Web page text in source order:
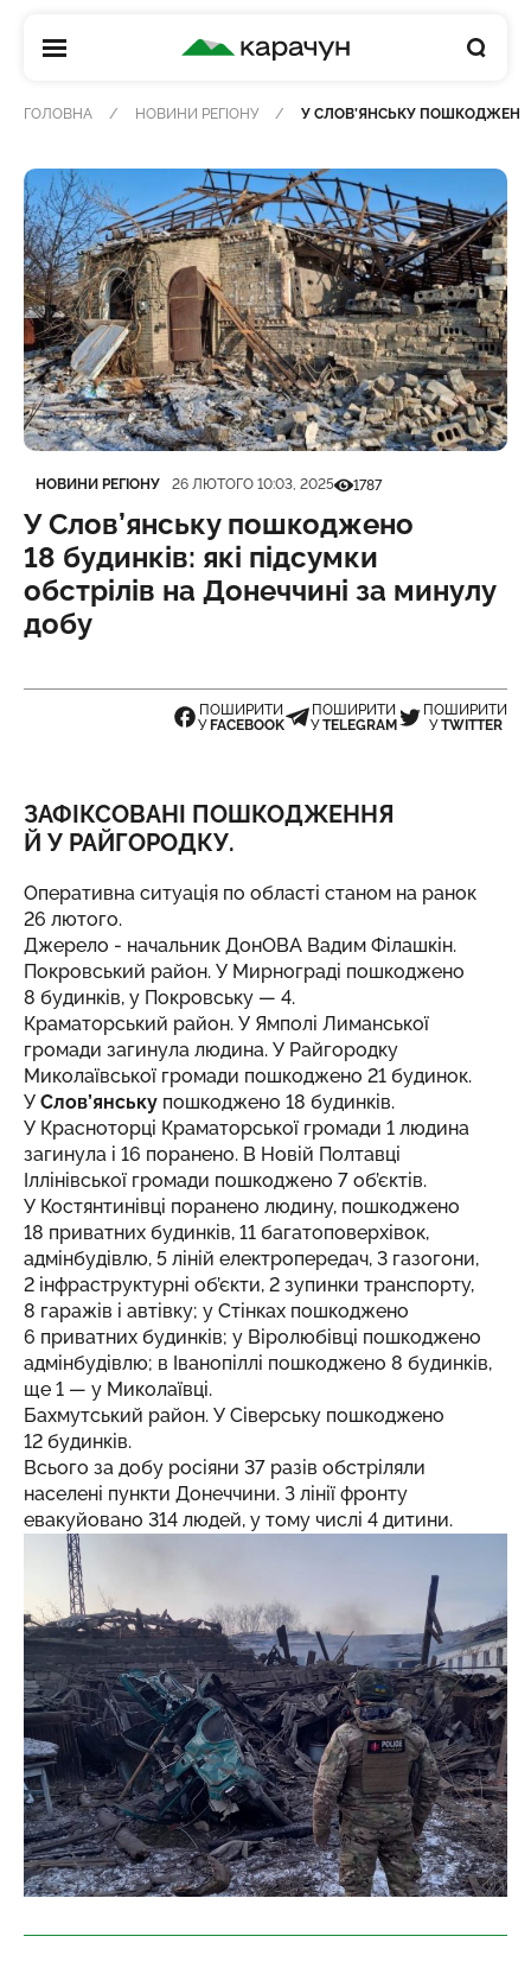
КАРАЧУН
ГОЛОВНА НОВИНИ РЕГІОНУ У СЛОВ’ЯНСЬКУ ПОШКОДЖЕНО
Категорія
НОВИНИ РЕГІОНУ
Дата публікації 26 ЛЮТОГО 10:03, 2025Кількість переглядів
1787
У Слов’янську пошкоджено
18 будинків: які підсумки
обстрілів на Донеччині за минулу
добу
ПОШИРИТИ
У FACEBOOK
ПОШИРИТИ
УTELEGRAM
ПОШИРИТИ
УTWITTER
ЗАФІКСОВАНІ ПОШКОДЖЕННЯ
Й У РАЙГОРОДКУ.
Оперативна ситуація по області станом на ранок
26 лютого.
Джерело - начальник ДонОВА Вадим Філашкін.
Покровський район. У Мирнограді пошкоджено
8 будинків, у Покровську — 4.
Краматорський район. У Ямполі Лиманської
громади загинула людина. У Райгородку
Миколаївської громади пошкоджено 21 будинок.
У Слов’янську пошкоджено 18 будинків.
У Красноторці Краматорської громади 1 людина
загинула і 16 поранено. В Новій Полтавці
Іллінівської громади пошкоджено 7 об’єктів.
У Костянтинівці поранено людину, пошкоджено
18 приватних будинків, 11 багатоповерхівок,
адмінбудівлю, 5 ліній електропередач, 3 газогони,
2 інфраструктурні об’єкти, 2 зупинки транспорту,
8 гаражів і автівку; у Стінках пошкоджено
6 приватних будинків; у Віролюбівці пошкоджено
адмінбудівлю; в Іванопіллі пошкоджено 8 будинків,
ще 1 — у Миколаївці.
Бахмутський район. У Сіверську пошкоджено
12 будинків.
Всього за добу росіяни 37 разів обстріляли
населені пункти Донеччини. З лінії фронту
евакуйовано 314 людей, у тому числі 4 дитини.